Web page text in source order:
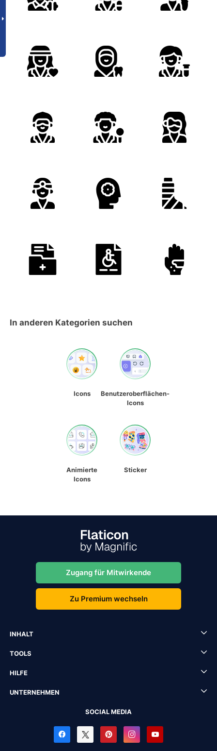
In anderen Kategorien suchen
Icons
Benutzeroberflächen-
Icons
Animierte
Icons
Sticker
Zugang für Mitwirkende
Zu Premium wechseln
INHALT
TOOLS
HILFE
UNTERNEHMEN
SOCIAL MEDIA